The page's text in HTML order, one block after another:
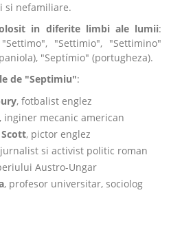
si nefamiliare.
in diferite limbi ale lumii:
"Settimio", "Settimino"
"Septímio" (portugheza).
de "Septimiu":
, fotbalist englez
, inginer mecanic american
, pictor englez
si activist politic roman
Austro-Ungar
, profesor universitar, sociolog